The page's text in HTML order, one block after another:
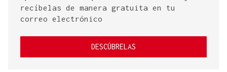
recíbelas de manera gratuita en tu
correo electrónico
DESCÚBRELAS